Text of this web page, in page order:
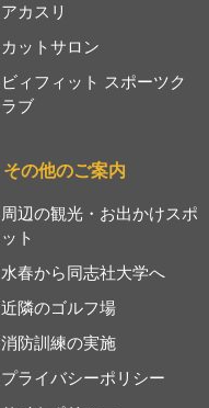
アカスリ
カットサロン
ビィフィット スポーツク
ラブ
その他のご案内
周辺の観光・お出かけスポ
ット
水春から同志社大学へ
近隣のゴルフ場
消防訓練の実施
プライバシーポリシー